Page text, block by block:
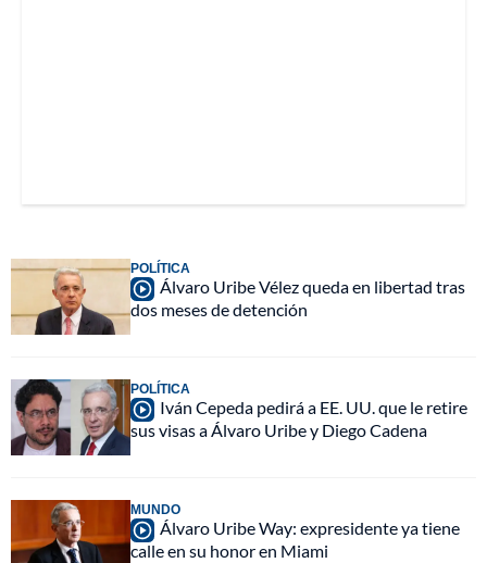
POLÍTICA
Álvaro Uribe Vélez queda en libertad tras
dos meses de detención
POLÍTICA
Iván Cepeda pedirá a EE. UU. que le retire
sus visas a Álvaro Uribe y Diego Cadena
MUNDO
Álvaro Uribe Way: expresidente ya tiene
calle en su honor en Miami